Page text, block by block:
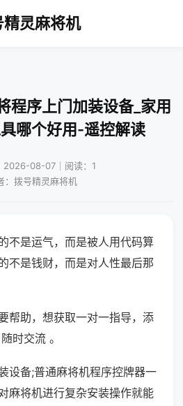
精灵麻将机
程序上门加装设备_家用
哪个好用-遥控解读
2026-08-07｜阅读：1
：拨号精灵麻将机
不是运气，而是被人用代码算
不是钱财，而是对人性最后那
帮助，想获取一对一指导，添
时交流 。
设备;普通麻将机程序控牌器一
麻将机进行复杂安装操作就能